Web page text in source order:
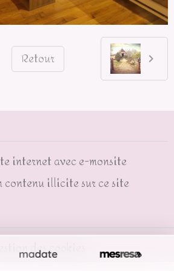
Retour
internet avec e-monsite
contenu illicite sur ce site
Gestion des cookies